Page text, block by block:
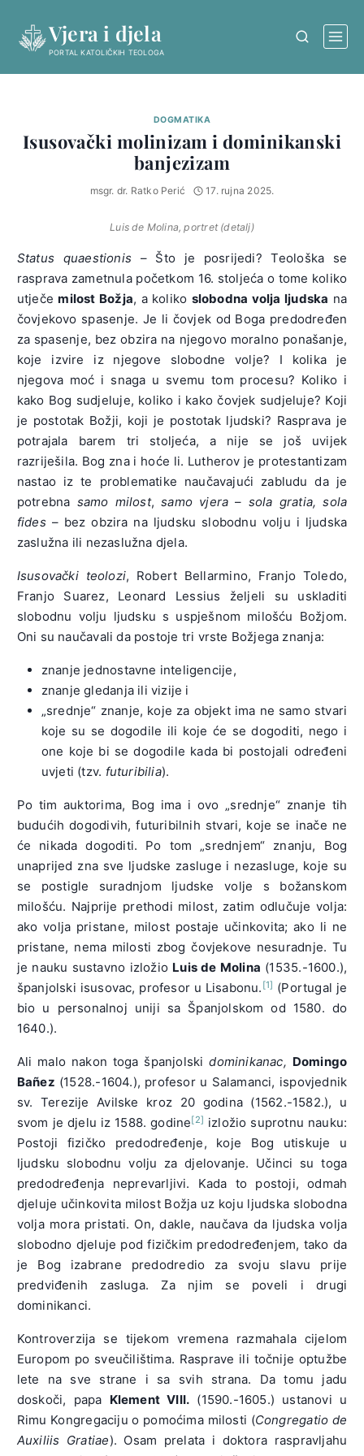
content
Vjera i djela
PORTAL KATOLIČKIH TEOLOGA
DOGMATIKA
Isusovački molinizam i dominikanski
banjezizam
msgr. dr. Ratko Perić 17. rujna 2025.
Luis de Molina, portret (detalj)
Status quaestionis – Što je posrijedi? Teološka se
rasprava zametnula početkom 16. stoljeća o tome koliko
utječemilost Božja, a koliko slobodna volja ljudska na
čovjekovo spasenje. Je li čovjek od Boga predodređen
za spasenje, bez obzira na njegovo moralno ponašanje,
koje izvire iz njegove slobodne volje? I kolika je
njegova moć i snaga u svemu tom procesu? Koliko i
kako Bog sudjeluje, koliko i kako čovjek sudjeluje? Koji
je postotak Božji, koji je postotak ljudski? Rasprava je
potrajala barem tri stoljeća, a nije se još uvijek
razriješila. Bog zna i hoće li. Lutherov je protestantizam
nastao iz te problematike naučavajući zabludu da je
potrebna samo milost,samo vjera– sola gratia, sola
fides– bez obzira na ljudsku slobodnu volju i ljudska
zaslužna ili nezaslužna djela.
Isusovački teolozi, Robert Bellarmino, Franjo Toledo,
Franjo Suarez, Leonard Lessius željeli su uskladiti
slobodnu volju ljudsku s uspješnom milošću Božjom.
Oni su naučavali da postoje tri vrste Božjega znanja:
znanje jednostavne inteligencije,
znanje gledanja ili vizije i
„srednje“ znanje, koje za objekt ima ne samo stvari
koje su se dogodile ili koje će se dogoditi, nego i
one koje bi se dogodile kada bi postojali određeni
uvjeti (tzv. futuribilia).
Po tim auktorima, Bog ima i ovo „srednje“ znanje tih
budućih dogodivih, futuribilnih stvari, koje se inače ne
će nikada dogoditi. Po tom „srednjem“ znanju, Bog
unaprijed zna sve ljudske zasluge i nezasluge, koje su
se postigle suradnjom ljudske volje s božanskom
milošću. Najprije prethodi milost, zatim odlučuje volja:
ako volja pristane, milost postaje učinkovita; ako li ne
pristane, nema milosti zbog čovjekove nesuradnje. Tu
je nauku sustavno izložio Luis de Molina (1535.-1600.),
španjolski isusovac, profesor u Lisabonu. [1] (Portugal je
bio u personalnoj uniji sa Španjolskom od 1580. do
1640.).
Ali malo nakon toga španjolskidominikanac, Domingo
Bañez (1528.-1604.), profesor u Salamanci, ispovjednik
sv. Terezije Avilske kroz 20 godina (1562.-1582.), u
svom je djelu iz 1588. godine[2] izložio suprotnu nauku:
Postoji fizičko predodređenje, koje Bog utiskuje u
ljudsku slobodnu volju za djelovanje. Učinci su toga
predodređenja neprevarljivi. Kada to postoji, odmah
djeluje učinkovita milost Božja uz koju ljudska slobodna
volja mora pristati. On, dakle, naučava da ljudska volja
slobodno djeluje pod fizičkim predodređenjem, tako da
je Bog izabrane predodredio za svoju slavu prije
predviđenih zasluga. Za njim se poveli i drugi
dominikanci.
Kontroverzija se tijekom vremena razmahala cijelom
Europom po sveučilištima. Rasprave ili točnije optužbe
lete na sve strane i sa svih strana. Da tomu jadu
doskoči, papa Klement VIII. (1590.-1605.) ustanovi u
Rimu Kongregaciju o pomoćima milosti (Congregatio de
Auxiliis Gratiae). Osam prelata i doktora raspravljahu